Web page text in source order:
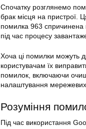
Спочатку розглянемо
брак місця на пристрої.
помилка 963 спричинена
під час процесу
Хоча ці помилки можуть
користувачам їх
помилок , включаючи
налаштування мережевих
Розуміння
Під час використання